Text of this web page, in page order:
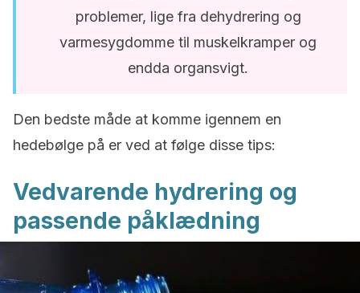
problemer, lige fra dehydrering og
varmesygdomme til muskelkramper og
endda organsvigt.
Den bedste måde at komme igennem en
hedebølge på er ved at følge disse tips:
Vedvarende hydrering og
passende påklædning